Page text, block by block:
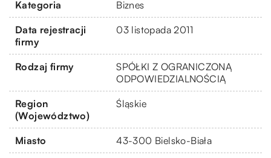
Kategoria Biznes
Data rejestracji
firmy
03 listopada 2011
Rodzaj firmy
SPÓŁKI Z OGRANICZONĄ
ODPOWIEDZIALNOŚCIĄ
Region
(Województwo)
Śląskie
Miasto 43-300 Bielsko-Biała